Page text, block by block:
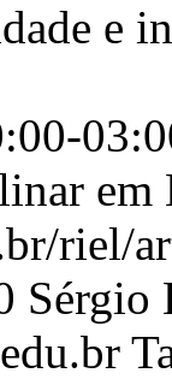
e
em
riel/
Sérgio